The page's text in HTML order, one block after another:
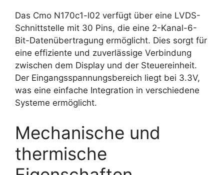
Das Cmo N170c1-l02 verfügt über eine LVDS-
Schnittstelle mit 30 Pins, die eine 2-Kanal-6-
Bit-Datenübertragung ermöglicht. Dies sorgt für
eine effiziente und zuverlässige Verbindung
zwischen dem Display und der Steuereinheit.
Der Eingangsspannungsbereich liegt bei 3.3V,
was eine einfache Integration in verschiedene
Systeme ermöglicht.
Mechanische und
thermische